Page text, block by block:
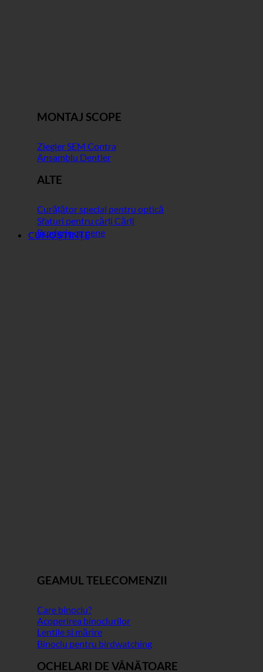
MONTAJ SCOPE
Ziegler SEM Contra
Ansamblu Dentler
ALTE
Curățător special pentru optică
Sfaturi pentru cărți Cărți
Broderie cu pene
CUNOȘTINȚE
GEAMUL TELECOMENZII
Care binoclu?
Acoperirea binoclurilor
Lentile și mărire
Binoclu pentru birdwatching
OCHELARI DE VÂNĂTOARE